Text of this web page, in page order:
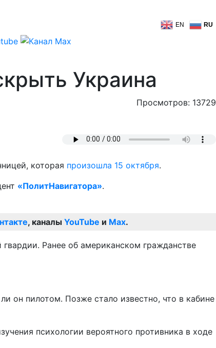
EN RU
Украина
Просмотров: 13729
которая произошла 15 октября.
«ПолитНавигатора».
, каналы YouTube и Max.
Ранее об американском гражданстве
он пилотом. Позже стало известно, что в кабине
психологии вероятного противника в ходе